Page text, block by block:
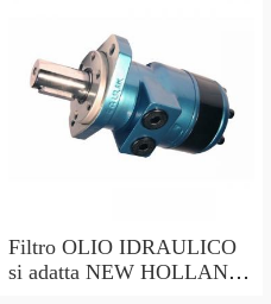
Filtro OLIO IDRAULICO
si adatta NEW HOLLAND